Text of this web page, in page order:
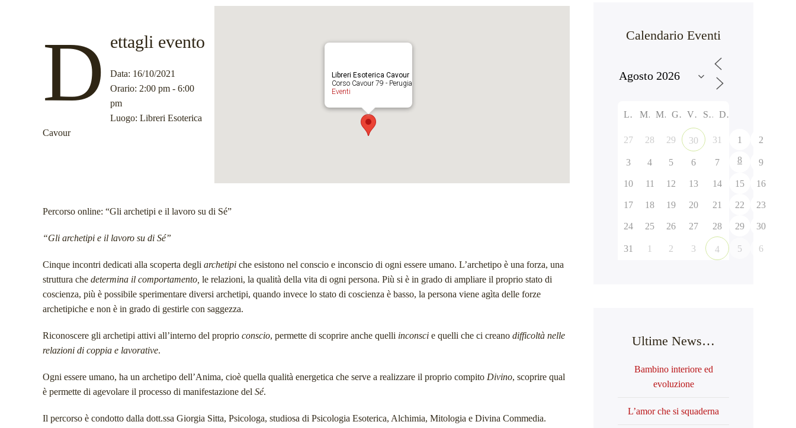
Libreri Esoterica Cavour
Corso Cavour 79 - Perugia
Eventi
D ettagli evento
Data: 16/10/2021
Orario: 2:00 pm - 6:00
pm
Luogo: Libreri Esoterica
Cavour
Percorso online: “Gli archetipi e il lavoro su di Sé”
“Gli archetipi e il lavoro su di Sé”
Cinque incontri dedicati alla scoperta degli archetipi che esistono nel conscio e inconscio di ogni essere umano. L’archetipo è una forza, una
struttura che determina il comportamento, le relazioni, la qualità della vita di ogni persona. Più si è in grado di ampliare il proprio stato di
coscienza, più è possibile sperimentare diversi archetipi, quando invece lo stato di coscienza è basso, la persona viene agìta delle forze
archetipiche e non è in grado di gestirle con saggezza.
Riconoscere gli archetipi attivi all’interno del proprio conscio, permette di scoprire anche quelli inconsci e quelli che ci creano difficoltà nelle
relazioni di coppia e lavorative.
Ogni essere umano, ha un archetipo dell’Anima, cioè quella qualità energetica che serve a realizzare il proprio compito Divino, scoprire qual
è permette di agevolare il processo di manifestazione del Sé.
Il percorso è condotto dalla dott.ssa Giorgia Sitta, Psicologa, studiosa di Psicologia Esoterica, Alchimia, Mitologia e Divina Commedia.
Calendario Eventi
L M M G V S D
27 28 29 30 31 1 2
3 4 5 6 7 8 9
10 11 12 13 14 15 16
17 18 19 20 21 22 23
24 25 26 27 28 29 30
31 1 2 3 4 5 6
Ultime News…
Bambino interiore ed
evoluzione
L’amor che si squaderna